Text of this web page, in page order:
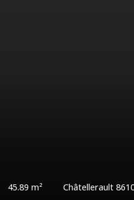
93m² Châtellerault 86100